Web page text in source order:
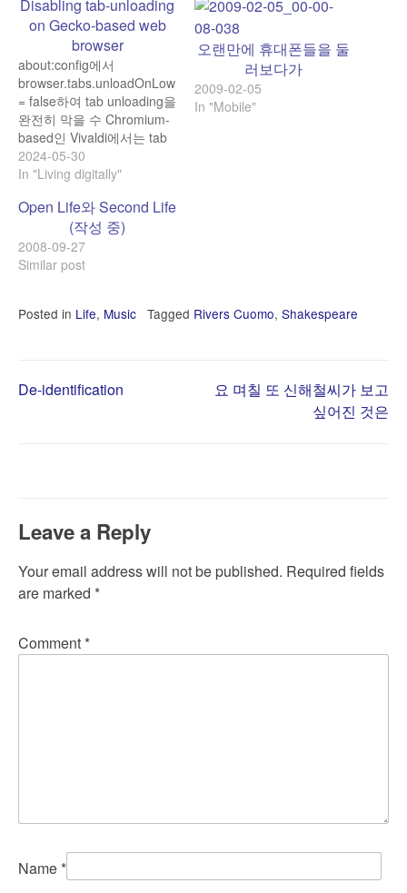
Disabling tab-unloading
on Gecko-based web
browser
about:config에서
browser.tabs.unloadOnLowMemory
= false하여 tab unloading을
완전히 막을 수 Chromium-
based인 Vivaldi에서는 tab
들의 Lazy Load를 끈다. (대
상을 섬세하게 선택할 수 있
2024-05-30
In "Living digitally"
오랜만에 휴대폰들을 둘
러보다가
2009-02-05
In "Mobile"
Open Life와 Second Life
(작성 중)
2008-09-27
Similar post
Posted in Life, Music Tagged Rivers Cuomo, Shakespeare
Post
De-identification
요 며칠 또 신해철씨가 보고
싶어진 것은
Leave a Reply
Your email address will not be published. Required fields
are marked *
Comment *
Name *